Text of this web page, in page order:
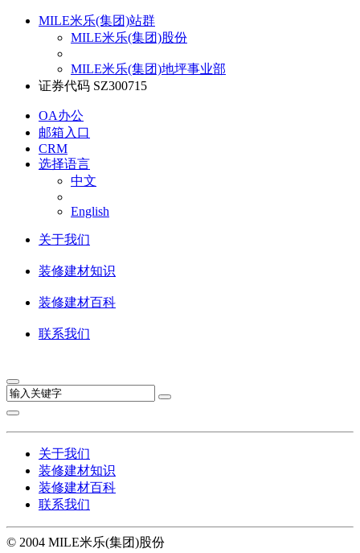
MILE米乐(集团)站群
MILE米乐(集团)股份
MILE米乐(集团)地坪事业部
证券代码 SZ300715
OA办公
邮箱入口
CRM
选择语言
中文
English
关于我们
装修建材知识
装修建材百科
联系我们
关于我们
装修建材知识
装修建材百科
联系我们
© 2004 MILE米乐(集团)股份